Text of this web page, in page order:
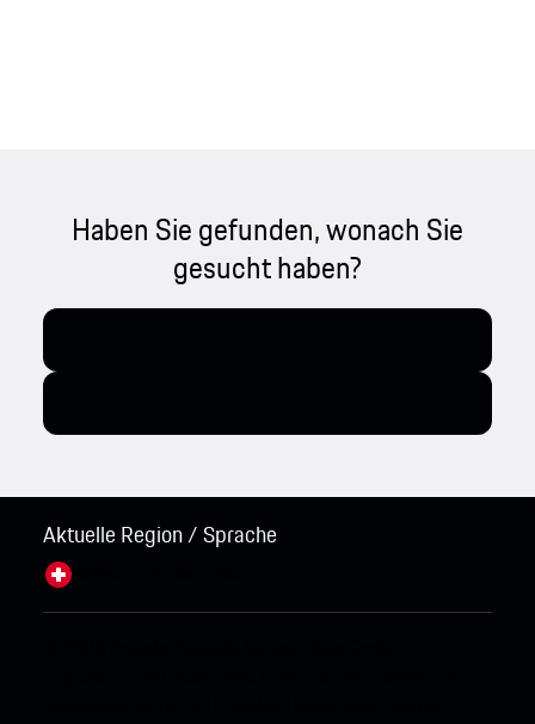
Haben Sie gefunden, wonach Sie
gesucht haben?
Aktuelle Region / Sprache